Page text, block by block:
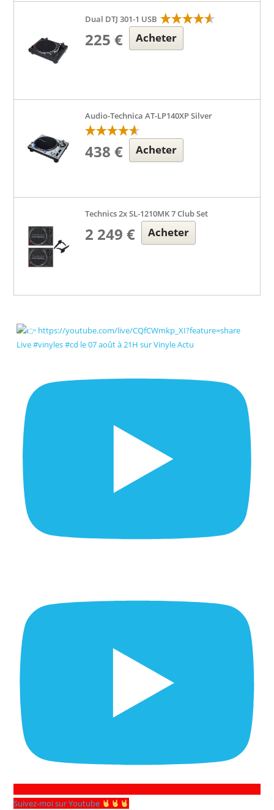
Dual DTJ 301-1 USB
225 € Acheter
Audio-Technica AT-LP140XP Silver
438 € Acheter
Technics 2x SL-1210MK 7 Club Set
2 249 € Acheter
Live #vinyles #cd le 07 août à 21H sur Vinyle Actu
Suivez-moi sur Youtube